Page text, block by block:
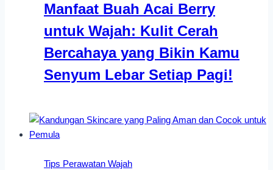
Manfaat Buah Acai Berry
untuk Wajah: Kulit Cerah
Bercahaya yang Bikin Kamu
Senyum Lebar Setiap Pagi!
Tips Perawatan Wajah